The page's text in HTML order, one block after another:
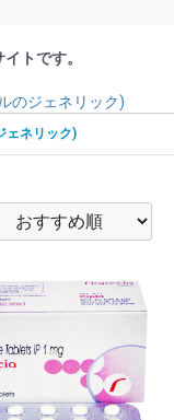
トです。
のジェネリック)
ェネリック)